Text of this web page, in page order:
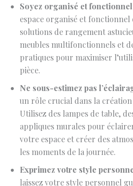
Soyez organisé et
espace organisé et fonctionnel
solutions de rangement
meubles multifonctionnels et
pratiques pour maximiser
pièce.
Ne sous-estimez pas
un rôle crucial dans la création
Utilisez des lampes de table,
appliques murales pour
votre espace et créer des
les moments de la journée.
Exprimez votre style
laissez votre style personnel